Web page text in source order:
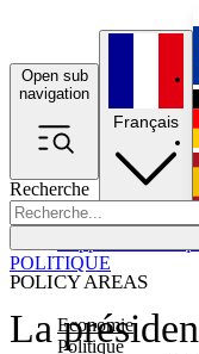
Open sub
navigation
Recherche
POLICY AREAS
Economie
Politique
Français
La
POLITIQUE